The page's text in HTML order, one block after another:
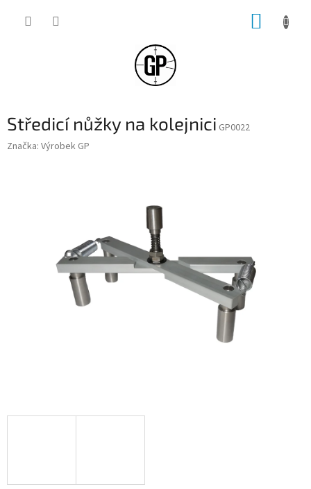
Středicí nůžky na kolejnici GP0022
Značka: Výrobek GP